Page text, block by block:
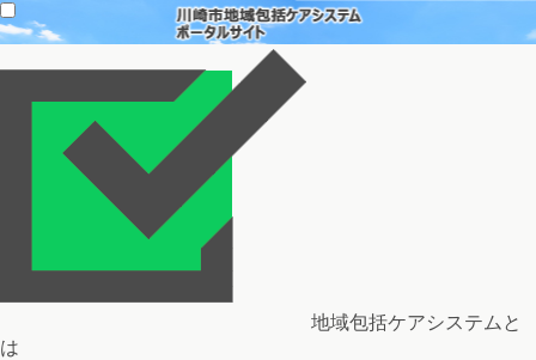
地域包括ケアシステムと
は